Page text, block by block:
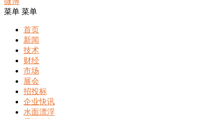
菜单 菜单
首页
新闻
技术
财经
市场
展会
招投标
企业快讯
水面漂浮